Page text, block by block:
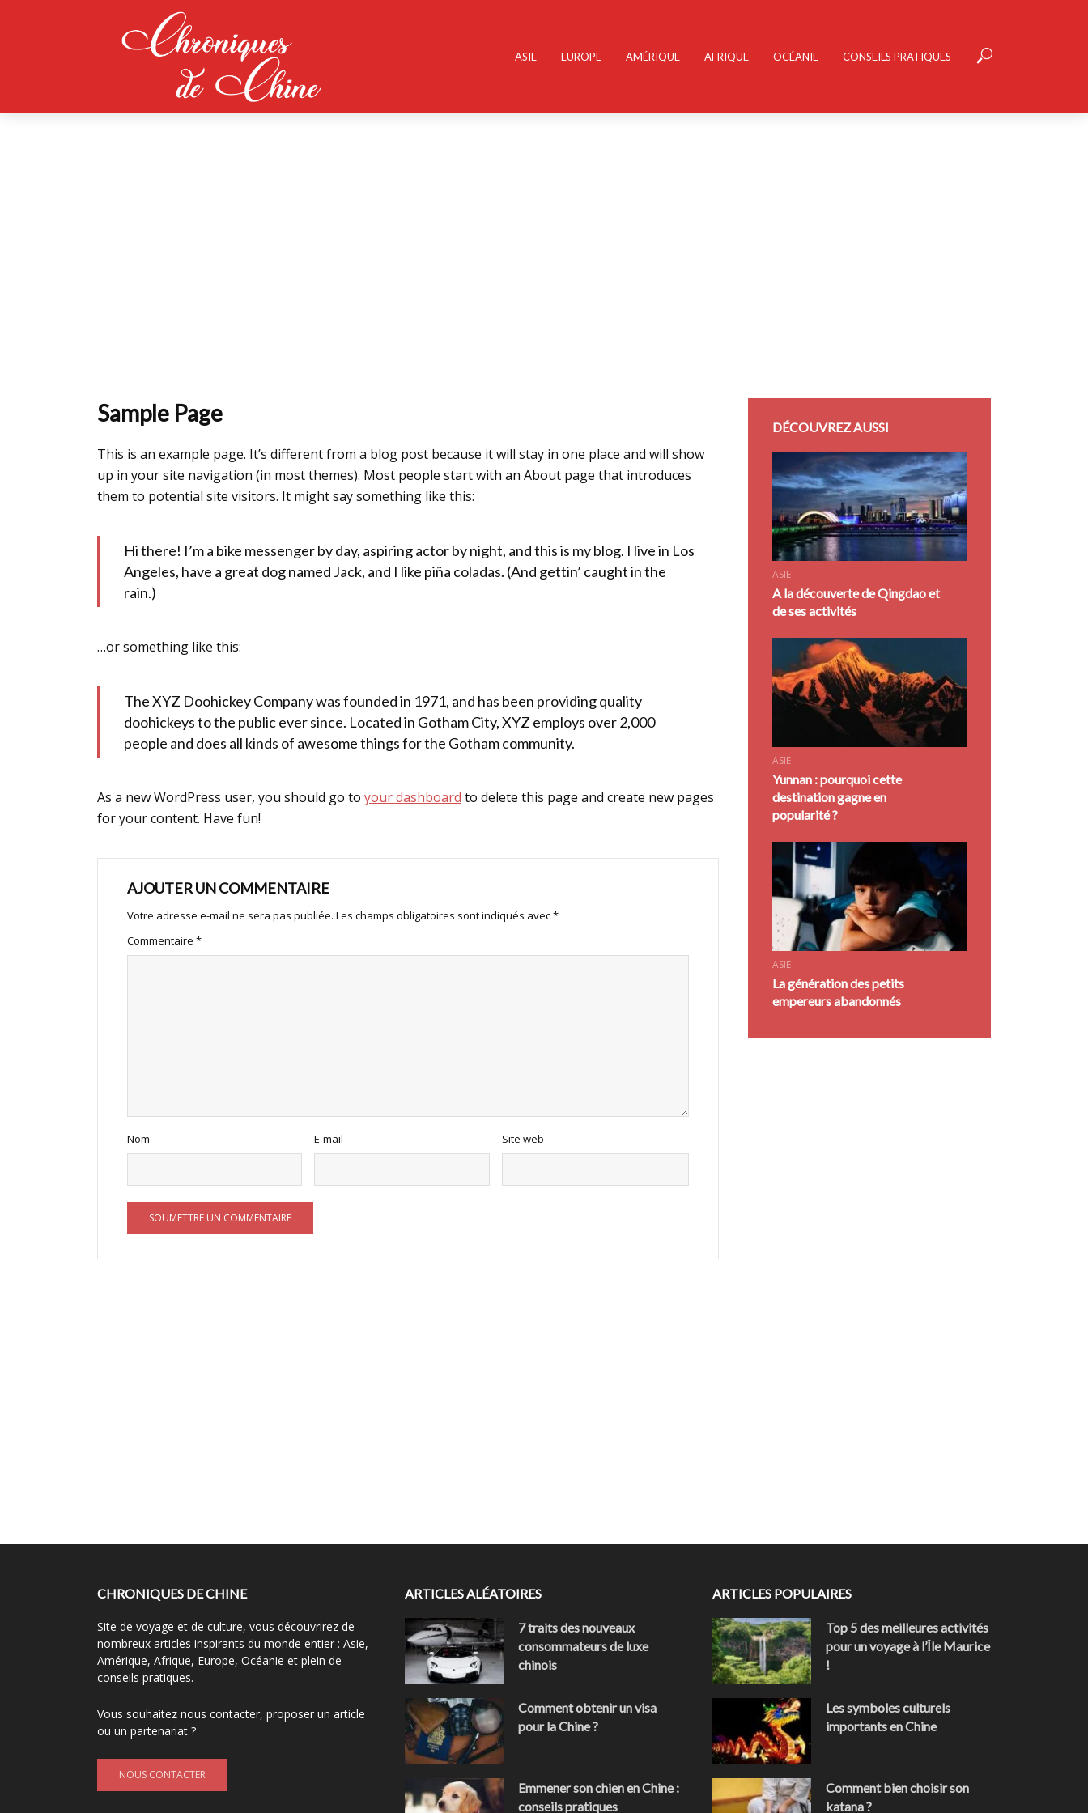
ASIE EUROPE AMÉRIQUE AFRIQUE OCÉANIE CONSEILS PRATIQUES
Sample Page
This is an example page. It’s different from a blog post because it will stay in one place and will show
up in your site navigation (in most themes). Most people start with an About page that introduces
them to potential site visitors. It might say something like this:
Hi there! I’m a bike messenger by day, aspiring actor by night, and this is my blog. I live in Los
Angeles, have a great dog named Jack, and I like piña coladas. (And gettin’ caught in the
rain.)
…or something like this:
The XYZ Doohickey Company was founded in 1971, and has been providing quality
doohickeys to the public ever since. Located in Gotham City, XYZ employs over 2,000
people and does all kinds of awesome things for the Gotham community.
As a new WordPress user, you should go to your dashboard to delete this page and create new pages
for your content. Have fun!
AJOUTER UN COMMENTAIRE
Votre adresse e-mail ne sera pas publiée. Les champs obligatoires sont indiqués avec*
Commentaire *
Nom E-mail Site web
DÉCOUVREZ AUSSI
ASIE
A la découverte de Qingdao et
de ses activités
ASIE
Yunnan : pourquoi cette
destination gagne en
popularité ?
ASIE
La génération des petits
empereurs abandonnés
CHRONIQUES DE CHINE
Site de voyage et de culture, vous découvrirez de
nombreux articles inspirants du monde entier : Asie,
Amérique, Afrique, Europe, Océanie et plein de
conseils pratiques.
Vous souhaitez nous contacter, proposer un article
ou un partenariat ?
NOUS CONTACTER
ARTICLES ALÉATOIRES
7 traits des nouveaux
consommateurs de luxe
chinois
Comment obtenir un visa
pour la Chine ?
Emmener son chien en Chine :
conseils pratiques
ARTICLES POPULAIRES
Top 5 des meilleures activités
pour un voyage à l’Île Maurice
!
Les symboles culturels
importants en Chine
Comment bien choisir son
katana ?